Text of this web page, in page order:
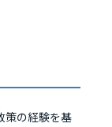
策の経験を基